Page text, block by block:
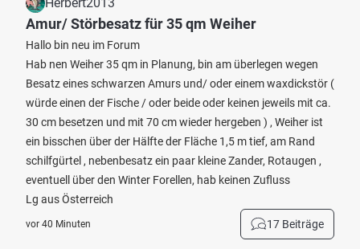
Amur/ Störbesatz für 35 qm Weiher
Hallo bin neu im Forum
Hab nen Weiher 35 qm in Planung, bin am überlegen wegen
Besatz eines schwarzen Amurs und/ oder einem waxdickstör (
würde einen der Fische / oder beide oder keinen jeweils mit ca.
30 cm besetzen und mit 70 cm wieder hergeben ) , Weiher ist
ein bisschen über der Hälfte der Fläche 1,5 m tief, am Rand
schilfgürtel , nebenbesatz ein paar kleine Zander, Rotaugen ,
eventuell über den Winter Forellen, hab keinen Zufluss
Lg aus Österreich
vor 40 Minuten 17 Beiträge